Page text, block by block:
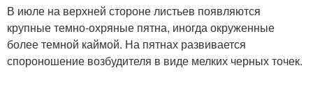
В июле на верхней стороне листьев появляются
крупные темно-охряные пятна, иногда окруженные
более темной каймой. На пятнах развивается
спороношение возбудителя в виде мелких черных точек.